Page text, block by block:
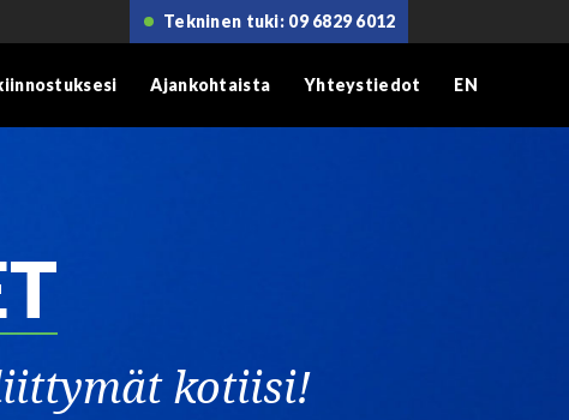
Tekninen tuki: 09 6829 6012
Ajankohtaista Yhteystiedot EN
kotiisi!